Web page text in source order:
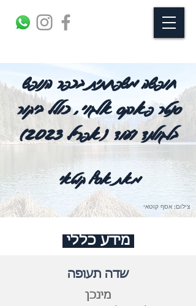
חופשה משפחתית בכפר הנופש
סנטר פארקס אלגוי, כולל ביקור
בלגולנד ועוד (אפריל 2023)
מאת אסף קוטאי
צילום: אסף קוטאי
מידע כללי
שדה תעופה
מינכן